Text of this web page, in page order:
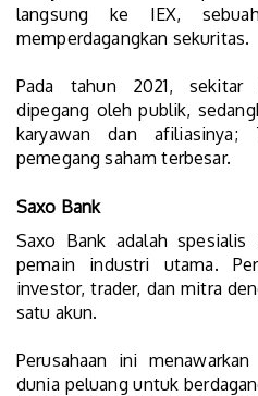
langsung ke IEX,
memperdagangkan sekuritas.
Pada tahun 2021, sekitar
dipegang oleh publik,
karyawan dan afiliasinya;
pemegang saham terbesar.
Saxo Bank
Saxo Bank adalah
pemain industri utama.
investor, trader, dan mitra
satu akun.
Perusahaan ini
dunia peluang untuk